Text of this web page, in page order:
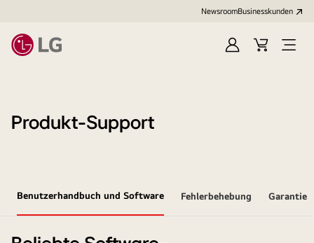
NewsroomBusinesskunden
AnmeldenWarenkorb
Menü
Produkt-Support
Benutzerhandbuch und Software Fehlerbehebung Garantie